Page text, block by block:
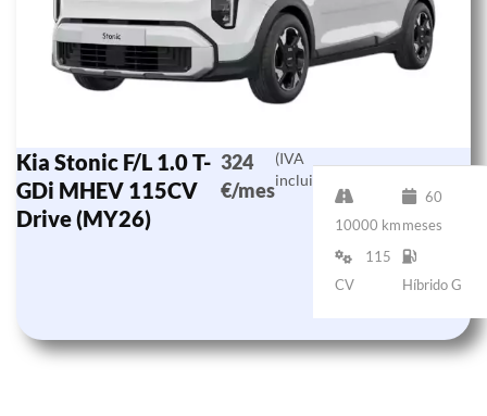
Kia Stonic F/L 1.0 T-
GDi MHEV 115CV
Drive (MY26)
324
€/mes
(IVA
incluido)
10000 km
60
meses
115
CV
Híbrido G